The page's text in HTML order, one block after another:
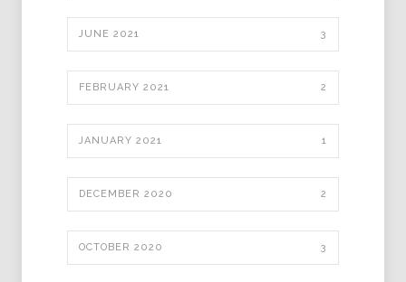
JUNE 2021 3
FEBRUARY 2021 2
JANUARY 2021 1
DECEMBER 2020 2
OCTOBER 2020 3